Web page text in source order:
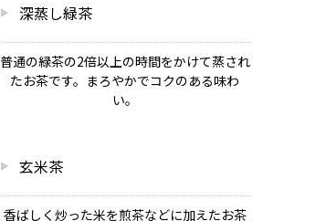
深蒸し緑茶
普通の緑茶の2倍以上の時間をかけて蒸され
たお茶です。まろやかでコクのある味わ
い。
玄米茶
香ばしく炒った米を煎茶などに加えたお茶